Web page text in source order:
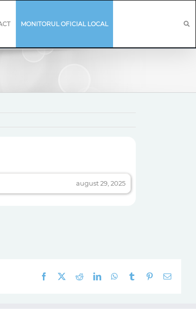
MONITORUL OFICIAL LOCAL
august 29, 2025
Facebook RedditLinkedInWhatsApp
Tumblr Pinterest
E-